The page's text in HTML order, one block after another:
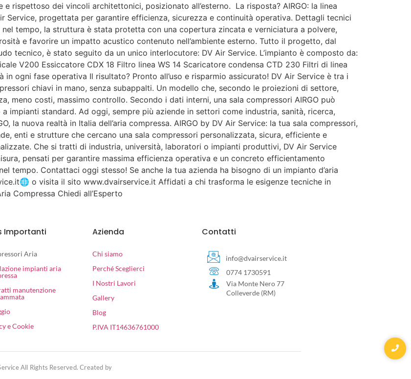
rispettoso dei vincoli architettonici, posizionato all’esterno. La risposta? AIRGO: la linea
Service, progettata per garantire efficienza, sicurezza e continuità operativa. Dettagli tecnici
nel tempo, la struttura è stata protetta con una copertura zincata e verniciatura a polvere,
e favorire un impatto acustico contenuto nell’ambiente esterno. Tutto il progetto, dal
tecnico, è stato seguito da un unico interlocutore: DV Air Service. L’impianto è composto da:
V200 Essiccatore CDX 18 Filtro linea WS 14 Scaricatore condensa CTD 230 Filtri di linea
in ogni fase operativa Il risultato? Pronto all’uso e risparmio assicurato! DV Air Service è tra i
chiavi in mano, senza subappalti. Un modello che, secondo le proiezioni di settore,
meno costi, massimo controllo. Secondo i dati interni, una sala compressori AIRGO può
impianti standard. Ad oggi, sempre più aziende in settori come industria, sanità, ricerca,
la nuova realtà in Italia dell’aria compressa. AIRGO by DV Air Service: la tua sala compressori,
enti e strutture che cercano una sala compressori personalizzata, sicura, efficiente e
Che si tratti di industria, università, laboratori o impianti produttivi, DV Air Service
pensati per garantire massima efficienza operativa e un concreto efficientamento
tempo. Contattaci oggi stesso! Se anche la tua azienda ha bisogno di un impianto d’aria
o visita il sito www.dvairservice.it Affidati a chi trasforma le esigenze tecniche in
Compressa Chiedi all’Esperto
Importanti
Aria
impianti aria
manutenzione
e Cookie
Azienda
Chi siamo
Perché Sceglierci
I Nostri Lavori
Gallery
Blog
P.IVA IT14636761000
Contatti
info@dvairservice.it
0774 1730591
Via Monte Nero 77
Colleverde (RM)
All Rights Reserved. Created by